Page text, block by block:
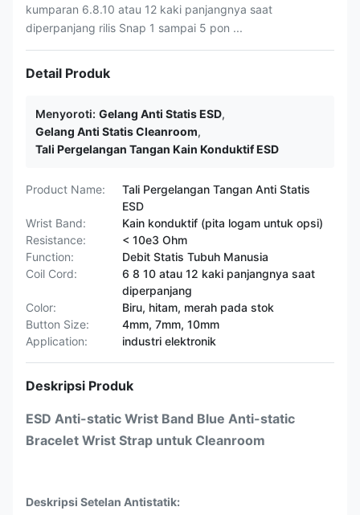
kumparan 6.8.10 atau 12 kaki panjangnya saat
diperpanjang rilis Snap 1 sampai 5 pon ...
Detail Produk
Menyoroti: Gelang Anti Statis ESD,
Gelang Anti Statis Cleanroom,
Tali Pergelangan Tangan Kain Konduktif ESD
Product Name:
Tali Pergelangan Tangan Anti Statis
ESD
Wrist Band:
Kain konduktif (pita logam untuk opsi)
Resistance:
< 10e3 Ohm
Function:
Debit Statis Tubuh Manusia
Coil Cord:
6 8 10 atau 12 kaki panjangnya saat
diperpanjang
Color:
Biru, hitam, merah pada stok
Button Size:
4mm, 7mm, 10mm
Application:
industri elektronik
Deskripsi Produk
ESD Anti-static Wrist Band Blue Anti-static
Bracelet Wrist Strap untuk Cleanroom
Deskripsi Setelan Antistatik: